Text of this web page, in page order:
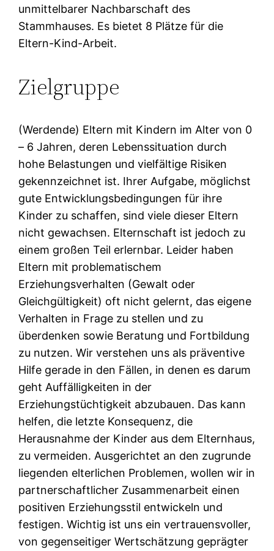
unmittelbarer Nachbarschaft des
Stammhauses. Es bietet 8 Plätze für die
Eltern-Kind-Arbeit.
Zielgruppe
(Werdende) Eltern mit Kindern im Alter von 0
– 6 Jahren, deren Lebenssituation durch
hohe Belastungen und vielfältige Risiken
gekennzeichnet ist. Ihrer Aufgabe, möglichst
gute Entwicklungsbedingungen für ihre
Kinder zu schaffen, sind viele dieser Eltern
nicht gewachsen. Elternschaft ist jedoch zu
einem großen Teil erlernbar. Leider haben
Eltern mit problematischem
Erziehungsverhalten (Gewalt oder
Gleichgültigkeit) oft nicht gelernt, das eigene
Verhalten in Frage zu stellen und zu
überdenken sowie Beratung und Fortbildung
zu nutzen. Wir verstehen uns als präventive
Hilfe gerade in den Fällen, in denen es darum
geht Auffälligkeiten in der
Erziehungstüchtigkeit abzubauen. Das kann
helfen, die letzte Konsequenz, die
Herausnahme der Kinder aus dem Elternhaus,
zu vermeiden. Ausgerichtet an den zugrunde
liegenden elterlichen Problemen, wollen wir in
partnerschaftlicher Zusammenarbeit einen
positiven Erziehungsstil entwickeln und
festigen. Wichtig ist uns ein vertrauensvoller,
von gegenseitiger Wertschätzung geprägter